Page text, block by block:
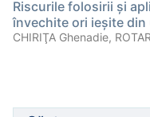
Riscurile folosirii şi
învechite ori ieşite din
CHIRIŢA Ghenadie,